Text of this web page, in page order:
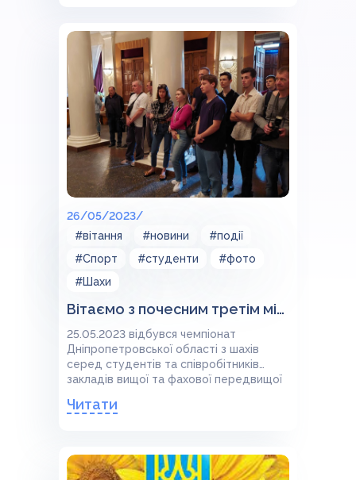
26/05/2023/
#вітання
#новини
#події
#Спорт
#студенти
#фото
#Шахи
Вітаємо з почесним третім місцем Данила Журавля
25.05.2023 відбувся чемпіонат
Дніпропетровської області з шахів
серед студентів та співробітників
закладів вищої та фахової передвищої
Читати